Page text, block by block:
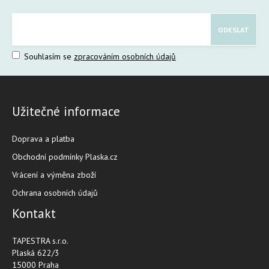
Souhlasím se zpracováním osobních údajů
Užitečné informace
Doprava a platba
Obchodní podmínky Plaska.cz
Vrácení a výměna zboží
Ochrana osobních údajů
Kontakt
TAPESTRA s.r.o.
Plaská 622/3
15000 Praha